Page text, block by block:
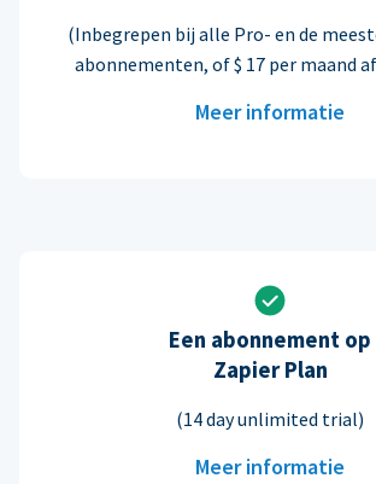
(Inbegrepen bij alle Pro- en de
abonnementen, of $ 17 per maand
Meer informatie
Een abonnement op
Zapier Plan
(14 day unlimited trial)
Meer informatie